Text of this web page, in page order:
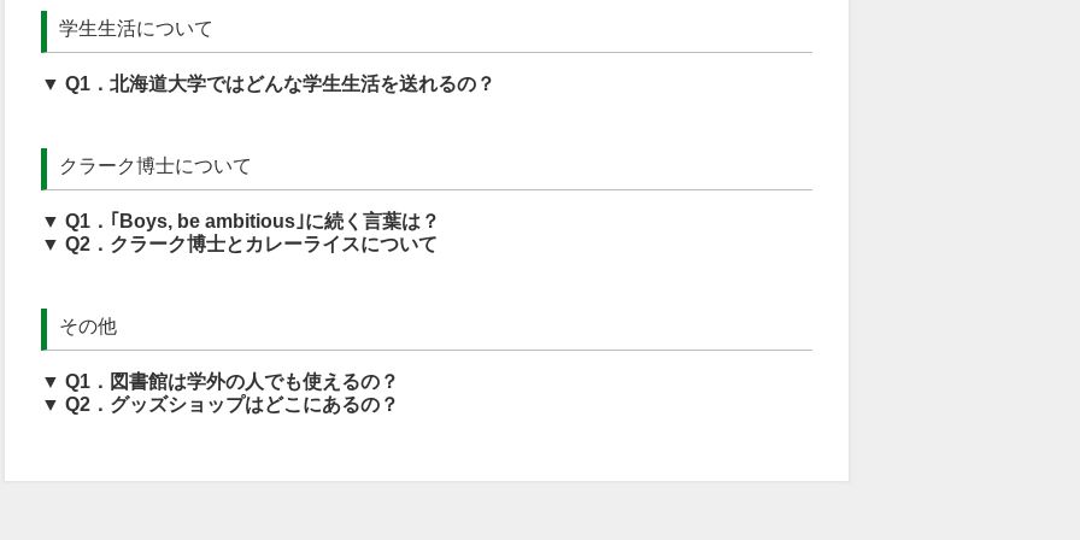
学生生活について
▼ Q1．北海道大学ではどんな学生生活を送れるの？
クラーク博士について
▼ Q1．｢Boys, be ambitious｣に続く言葉は？
▼ Q2．クラーク博士とカレーライスについて
その他
▼ Q1．図書館は学外の人でも使えるの？
▼ Q2．グッズショップはどこにあるの？